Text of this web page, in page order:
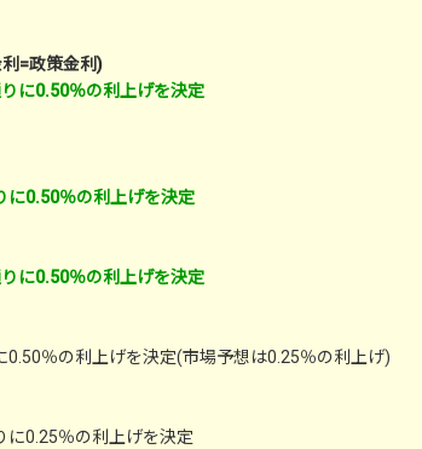
=政策金利)
に0.50％の利上げを決定
に0.50％の利上げを決定
に0.50％の利上げを決定
％の利上げを決定(市場予想は0.25％の利上げ)
に0.25％の利上げを決定